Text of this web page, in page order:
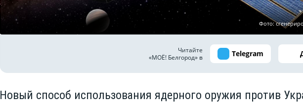
Фото:
Читайте
«МОЁ! Белгород» в
Telegram
Новый способ использования ядерного оружия против